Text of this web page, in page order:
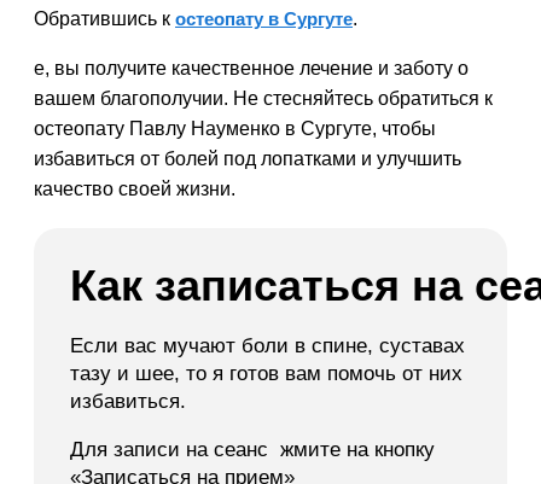
Обратившись к остеопату в Сургуте.
е, вы получите качественное лечение и заботу о
вашем благополучии. Не стесняйтесь обратиться к
остеопату Павлу Науменко в Сургуте, чтобы
избавиться от болей под лопатками и улучшить
качество своей жизни.
Как записаться на
Если вас мучают боли в спине, суставах
тазу и шее, то я готов вам помочь от них
избавиться.
Для записи на сеанс жмите на кнопку
«Записаться на прием»